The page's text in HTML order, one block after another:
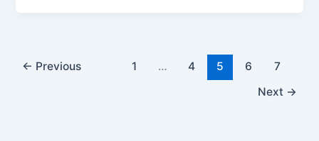
← Previous 1 … 4 5 6
7
Next →